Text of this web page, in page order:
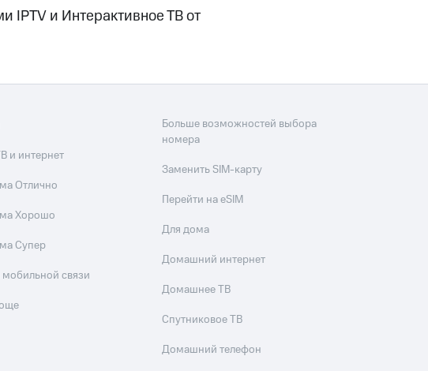
IPTV и Интерактивное ТВ от
и интернет
Отлично
Хорошо
Супер
связи
Больше возможностей выбора
номера
Заменить SIM-карту
Перейти на eSIM
Для дома
Домашний интернет
Домашнее ТВ
Спутниковое ТВ
Домашний телефон